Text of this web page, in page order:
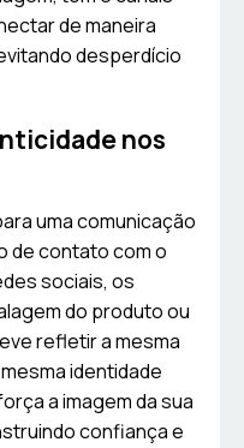
de maneira
desperdício
nos
uma comunicação
de contato com o
sociais, os
do produto ou
refletir a mesma
identidade
a imagem da sua
confiança e